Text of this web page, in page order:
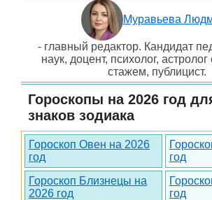
Муравьева
- главный редактор. Кандидат
наук, доцент, психолог,
стажем, публицист.
Гороскопы на 2026 год
знаков зодиака
Гороскоп Овен на 2026
год
год
Гороскоп Близнецы на
2026 год
год